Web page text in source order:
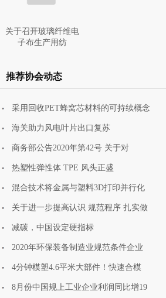
关于召开玻璃纤维电
子布生产用纺
新赛道培育渐
推荐协会动态
采用回收PET蜂窝芯材料的可持续概念
海关助力风电叶片出口复苏
商务部公告2020年第42号 关于对
热塑性弹性体 TPE 风头正盛
混合技术将金属与塑料3D打印并行化
关于进一步提高认识 规范程序 扎实做
减碳，中国设定硬指标
2020年环保装备制造业规范条件企业
4分钟模塑4.6平米大部件！快速合模
8月份中国规上工业企业利润同比增19